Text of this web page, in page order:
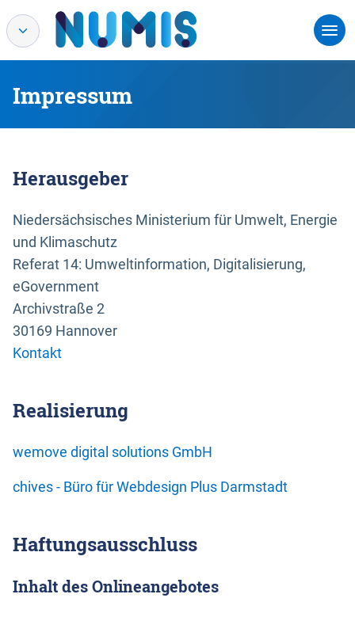
Impressum
Herausgeber
Niedersächsisches Ministerium für Umwelt, Energie
und Klimaschutz
Referat 14: Umweltinformation, Digitalisierung,
eGovernment
Archivstraße 2
30169 Hannover
Kontakt
Realisierung
wemove digital solutions GmbH
chives - Büro für Webdesign Plus Darmstadt
Haftungsausschluss
Inhalt des Onlineangebotes